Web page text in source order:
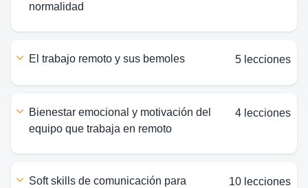
normalidad
el trabajo remoto y sus bemoles 5 lecciones
bienestar emocional y motivación del
equipo que trabaja en remoto
4 lecciones
soft skills de comunicación para
10 lecciones